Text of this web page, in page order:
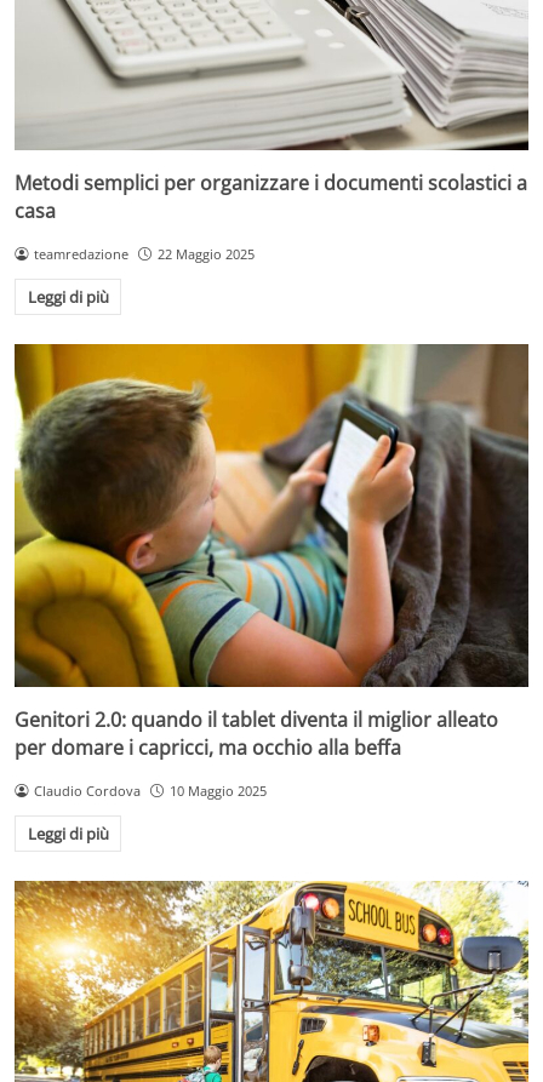
Metodi semplici per organizzare i documenti scolastici a
casa
teamredazione 22 Maggio 2025
Leggi di più
Genitori 2.0: quando il tablet diventa il miglior alleato
per domare i capricci, ma occhio alla beffa
Claudio Cordova 10 Maggio 2025
Leggi di più